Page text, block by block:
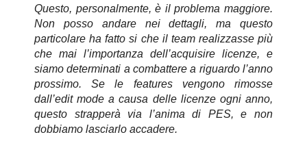
Questo, personalmente, è il problema maggiore.
Non posso andareneidettagli, ma questo
particolare ha fatto si che il team realizzasse più
che mai l’importanza dell’acquisire licenze, e
siamo determinati a combattere a riguardo l’anno
prossimo. Se le features vengono rimosse
dall’edit mode a causa delle licenze ogni anno,
questo strapperà via l’anima di PES, e non
dobbiamo lasciarlo accadere.